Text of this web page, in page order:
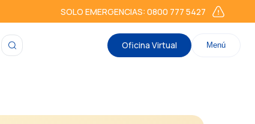
SOLO EMERGENCIAS: 0800 777 5427
Oficina Virtual Menú